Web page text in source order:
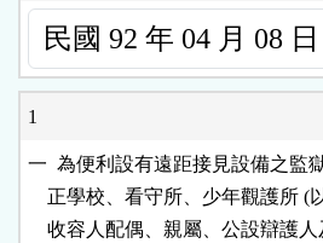
1
一  為便利設有遠距接見設備之監
正學校、看守所、少年觀護所
收容人配偶、親屬、公設辯護